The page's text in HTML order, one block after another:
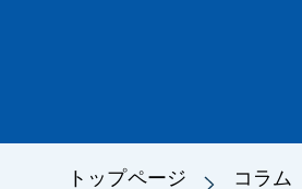
トップページ コラム